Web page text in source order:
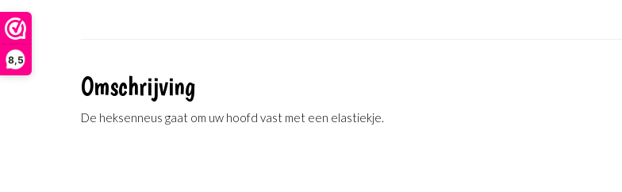
8,5
Omschrijving
De heksenneus gaat om uw hoofd vast met een elastiekje.